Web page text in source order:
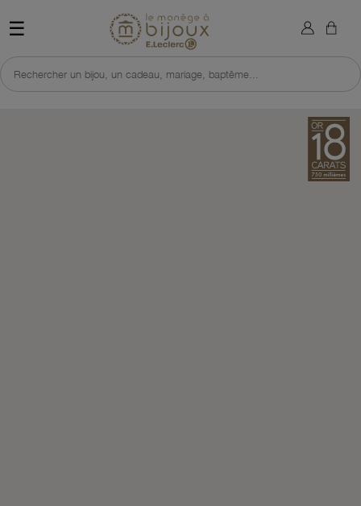
☰ Retour à l'accueil du site
Rechercher un bijou, un cadeau, mariage, baptême...
×